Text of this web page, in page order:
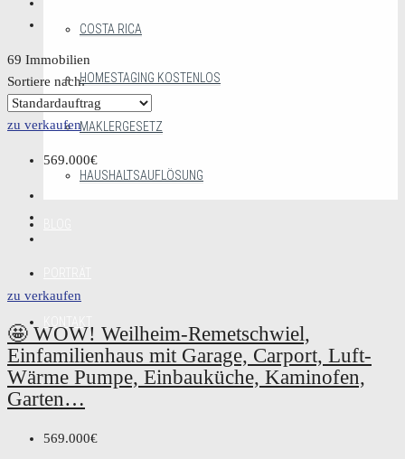
COSTA RICA
HOMESTAGING KOSTENLOS
MAKLERGESETZ
HAUSHALTSAUFLÖSUNG
69 Immobilien
Sortiere nach:
zu verkaufen
569.000€
zu verkaufen
🤩 WOW! Weilheim-Remetschwiel,
Einfamilienhaus mit Garage, Carport, Luft-
Wärme Pumpe, Einbauküche, Kaminofen,
Garten…
569.000€